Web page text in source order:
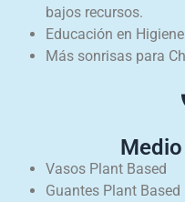
bajos recursos.
Educación en
Más sonrisas para
Vasos Plant Based
Guantes Plant Based